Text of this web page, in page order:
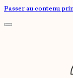
Passer au contenu